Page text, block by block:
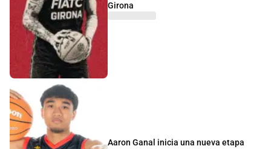
Girona
Aaron Ganal inicia una nueva etapa